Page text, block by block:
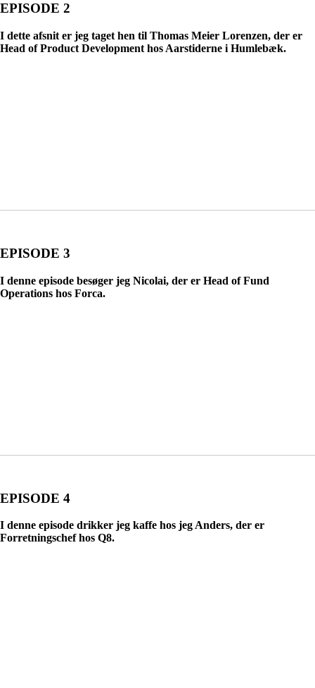
EPISODE 2
I dette afsnit er jeg taget hen til Thomas Meier Lorenzen, der er
Head of Product Development hos Aarstiderne i Humlebæk.
EPISODE 3
I denne episode besøger jeg Nicolai, der er Head of Fund
Operations hos Forca.
EPISODE 4
I denne episode drikker jeg kaffe hos jeg Anders, der er
Forretningschef hos Q8.